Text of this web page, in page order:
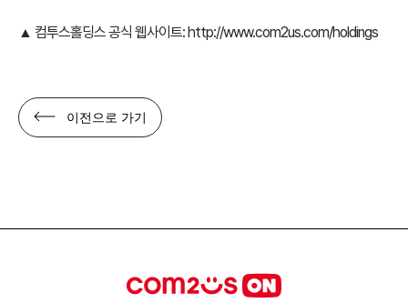
▲ 컴투스홀딩스 공식 웹사이트:http://www.com2us.com/holdings
이전으로 가기